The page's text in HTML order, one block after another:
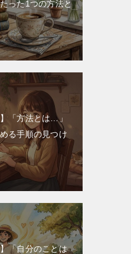
った1つの方法と
「方法とは…」
る手順の見つけ
「自分のことは